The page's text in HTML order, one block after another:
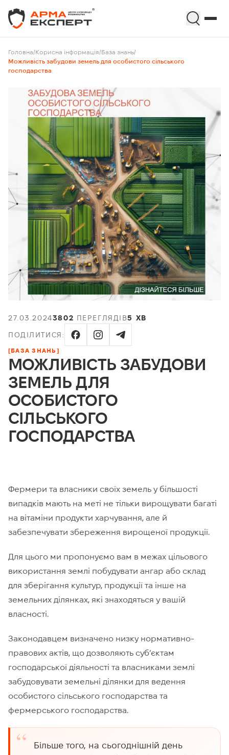
Головна/Корисна інформація/База знань/
Можливість забудови земель для особистого сільського
господарства
27.03.20243802 ПЕРЕГЛЯДІВ5 ХВ
ПОДІЛИТИСЯ:
[БАЗА ЗНАНЬ]
МОЖЛИВІСТЬ ЗАБУДОВИ
ЗЕМЕЛЬ ДЛЯ
ОСОБИСТОГО
СІЛЬСЬКОГО
ГОСПОДАРСТВА
Фермери та власники своїх земель у більшості
випадків мають на меті не тільки вирощувати багаті
на вітаміни продукти харчування, але й
забезпечувати збереження вирощеної продукції.
Для цього ми пропонуємо вам в межах цільового
використання землі побудувати ангар або склад
для зберігання культур, продукції та інше на
земельних ділянках, які знаходяться у вашій
власності.
Законодавцем визначено низку нормативно-
правових актів, що дозволяють суб’єктам
господарської діяльності та власниками землі
забудовувати земельні ділянки для ведення
особистого сільського господарства та
фермерського господарства.
Більше того, на сьогоднішній день